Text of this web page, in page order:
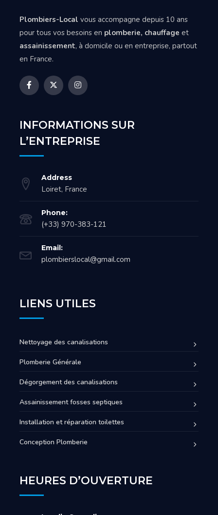
Plombiers-Local vous accompagne depuis 10 ans
pour tous vos besoins en plomberie, chauffage et
assainissement, à domicile ou en entreprise, partout
en France.
INFORMATIONS SUR
L’ENTREPRISE
Address
Loiret, France
Phone:
(+33) 970-383-121
Email:
plombierslocal@gmail.com
LIENS UTILES
Nettoyage des canalisations
Plomberie Générale
Dégorgement des canalisations
Assainissement fosses septiques
Installation et réparation toilettes
Conception Plomberie
HEURES D’OUVERTURE